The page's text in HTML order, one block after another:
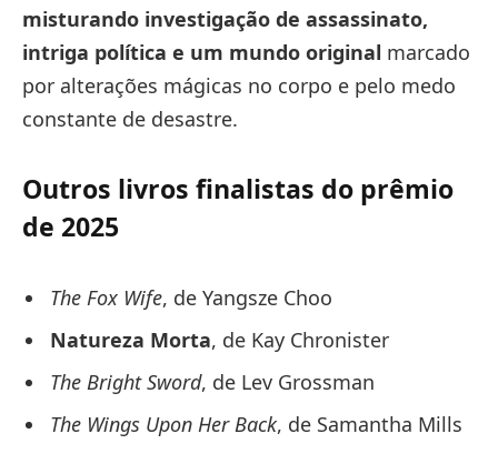
misturando investigação de assassinato,
intriga política e um mundo original marcado
por alterações mágicas no corpo e pelo medo
constante de desastre.
Outros livros finalistas do prêmio
de 2025
The Fox Wife, de Yangsze Choo
Natureza Morta, de Kay Chronister
The Bright Sword, de Lev Grossman
The Wings Upon Her Back, de Samantha Mills